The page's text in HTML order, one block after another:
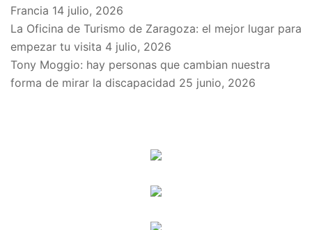
Francia 14 julio, 2026
La Oficina de Turismo de Zaragoza: el mejor lugar para
empezar tu visita 4 julio, 2026
Tony Moggio: hay personas que cambian nuestra
forma de mirar la discapacidad 25 junio, 2026